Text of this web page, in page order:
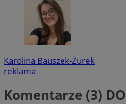
Karolina Bauszek-Żurek
reklama
Komentarze (3)